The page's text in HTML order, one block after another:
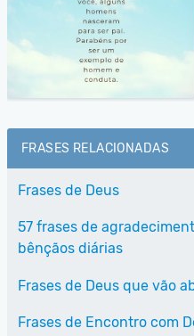
FRASES RELACIONADAS
Frases de Deus
57 frases de
bênçãos diárias
Frases de Deus que vão
Frases de Encontro com